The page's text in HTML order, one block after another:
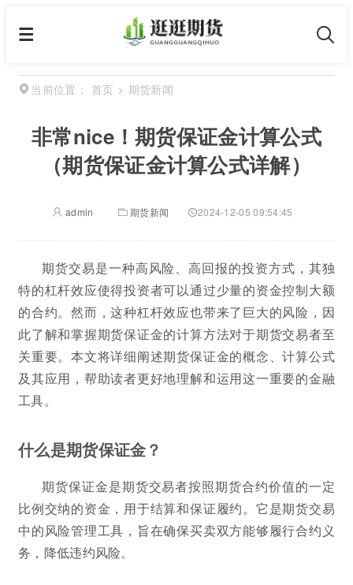
当前位置： 首页 > 期货新闻
非常nice！期货保证金计算公式
（期货保证金计算公式详解）
admin 期货新闻 2024-12-05 09:54:45
期货交易是一种高风险、高回报的投资方式，其独
特的杠杆效应使得投资者可以通过少量的资金控制大额
的合约。然而，这种杠杆效应也带来了巨大的风险，因
此了解和掌握期货保证金的计算方法对于期货交易者至
关重要。本文将详细阐述期货保证金的概念、计算公式
及其应用，帮助读者更好地理解和运用这一重要的金融
工具。
什么是期货保证金？
期货保证金是期货交易者按照期货合约价值的一定
比例交纳的资金，用于结算和保证履约。它是期货交易
中的风险管理工具，旨在确保买卖双方能够履行合约义
务，降低违约风险。